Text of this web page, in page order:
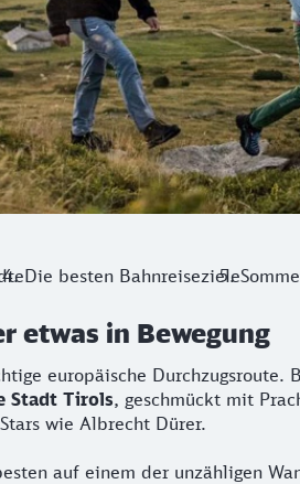
Die besten Bahnreiseziele
etwas in Bewegung
europäische
Stadt Tirols, geschmückt mit
wie Albrecht Dürer.
auf einem der unzähligen